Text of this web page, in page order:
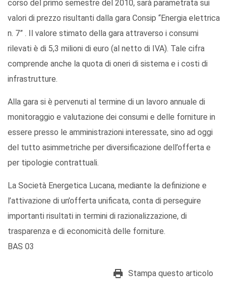
corso del primo semestre del 2010, sarà parametrata sui
valori di prezzo risultanti dalla gara Consip “Energia elettrica
n. 7” . Il valore stimato della gara attraverso i consumi
rilevati è di 5,3 milioni di euro (al netto di IVA). Tale cifra
comprende anche la quota di oneri di sistema e i costi di
infrastrutture.
Alla gara si è pervenuti al termine di un lavoro annuale di
monitoraggio e valutazione dei consumi e delle forniture in
essere presso le amministrazioni interessate, sino ad oggi
del tutto asimmetriche per diversificazione dell’offerta e
per tipologie contrattuali.
La Società Energetica Lucana, mediante la definizione e
l’attivazione di un’offerta unificata, conta di perseguire
importanti risultati in termini di razionalizzazione, di
trasparenza e di economicità delle forniture.
BAS 03
Stampa questo articolo